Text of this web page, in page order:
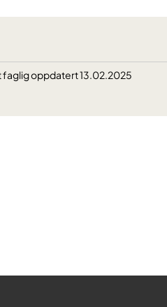
faglig oppdatert 13.02.2025